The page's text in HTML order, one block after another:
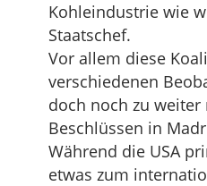
Kohleindustrie wie
Staatschef.
Vor allem diese
verschiedenen
doch noch zu weiter
Beschlüssen in
Während die USA
etwas zum